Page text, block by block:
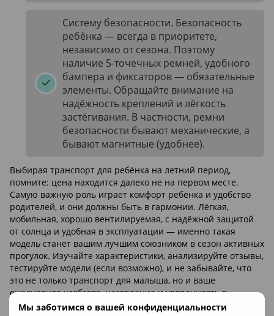
Мы заботимся о вашей конфиденциальности
Систему безопасности. Безопасность
ребёнка — всегда в приоритете,
независимо от сезона. Поэтому
наличие 5-точечных ремней, удобного
бампера и фиксаторов — обязательные
элементы. Обращайте внимание на
надёжность креплений и лёгкость
застёгивания. В частности, ремни
безопасности бывают механические, а
бывают магнитные (удобнее).
Выбирая транспорт для ребёнка на летний период,
помните: цена находится далеко не на первом месте.
Самую важную роль играет комфорт ребёнка и удобство
родителей, и они должны быть в гармонии. Лёгкая,
мобильная, хорошо вентилируемая, с надёжной защитой
от солнца и удобная в эксплуатации — именно такая
модель станет вашим лучшим союзником в сезон активных
прогулок. Изучайте характеристики, анализируйте отзывы,
тестируйте модели (если возможно), и не забывайте, что
это не только транспорт для малыша, но и ваше
ежедневное удобство, настроение и уверенность в
безопасности ребёнка.